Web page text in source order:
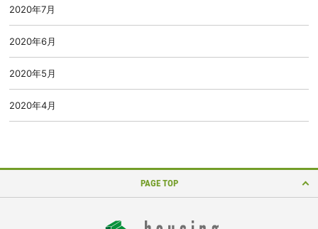
2020年7月
2020年6月
2020年5月
2020年4月
PAGE TOP